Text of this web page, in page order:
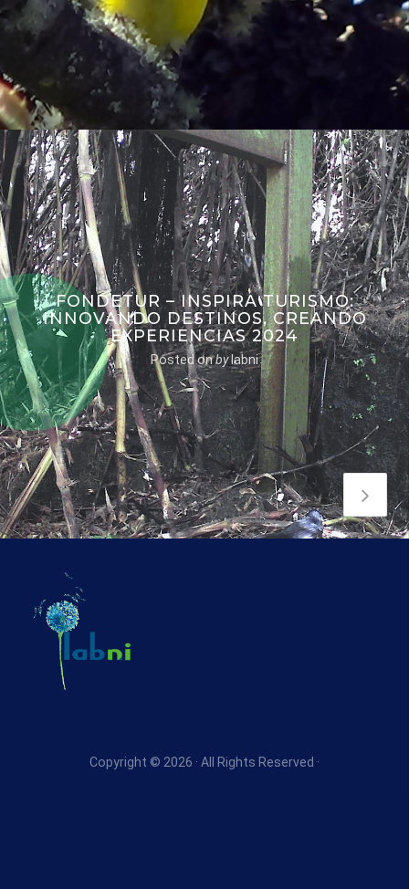
FONDETUR – INSPIRA TURISMO:
INNOVANDO DESTINOS, CREANDO
EXPERIENCIAS 2024
Posted onbylabni
Copyright © 2026 · All Rights Reserved ·